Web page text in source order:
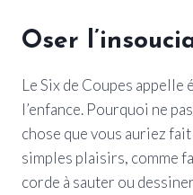
Oser
Le Six de Coupes appelle
l’enfance. Pourquoi ne
chose que vous auriez fait
simples plaisirs, comme
corde à sauter ou